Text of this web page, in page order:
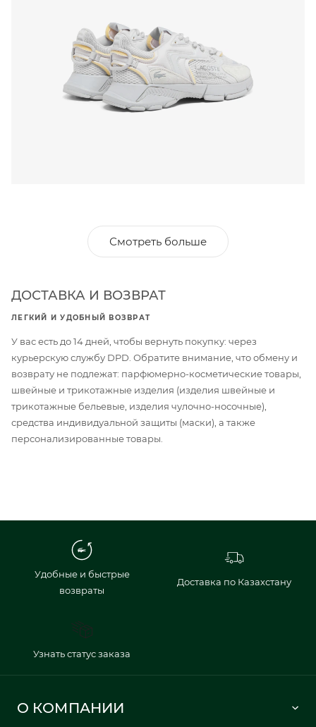
Смотреть больше
ДОСТАВКА И ВОЗВРАТ
ЛЕГКИЙ И УДОБНЫЙ ВОЗВРАТ
У вас есть до 14 дней, чтобы вернуть покупку: через
курьерскую службу DPD. Обратите внимание, что обмену и
возврату не подлежат: парфюмерно-косметические товары,
швейные и трикотажные изделия (изделия швейные и
трикотажные бельевые, изделия чулочно-носочные),
средства индивидуальной защиты (маски), а также
персонализированные товары.
Удобные и быстрые
возвраты
Доставка по Казахстану
Узнать статус заказа
О КОМПАНИИ